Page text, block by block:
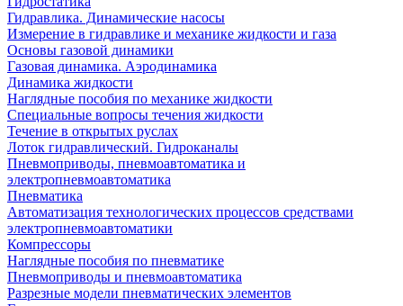
Гидравлика. Динамические насосы
Измерение в гидравлике и механике жидкости и газа
Основы газовой динамики
Газовая динамика. Аэродинамика
Динамика жидкости
Наглядные пособия по механике жидкости
Специальные вопросы течения жидкости
Течение в открытых руслах
Лоток гидравлический. Гидроканалы
Пневмоприводы, пневмоавтоматика и
электропневмоавтоматика
Пневматика
Автоматизация технологических процессов средствами
электропневмоавтоматики
Компрессоры
Наглядные пособия по пневматике
Пневмоприводы и пневмоавтоматика
Разрезные модели пневматических элементов